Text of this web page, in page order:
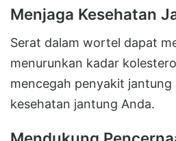
Menjaga Kesehatan
Serat dalam wortel dapat
menurunkan kadar
mencegah penyakit jantung
kesehatan jantung Anda.